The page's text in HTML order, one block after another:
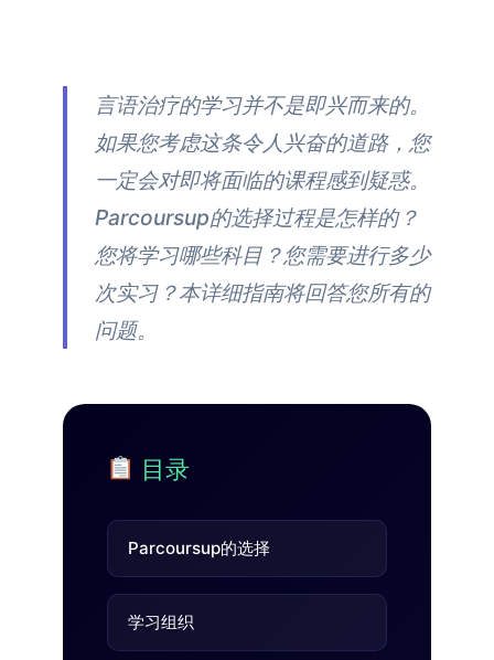
言语治疗的学习并不是即兴而来的。
如果您考虑这条令人兴奋的道路，您
一定会对即将面临的课程感到疑惑。
Parcoursup的选择过程是怎样的？
您将学习哪些科目？您需要进行多少
次实习？本详细指南将回答您所有的
问题。
目录
Parcoursup的选择
学习组织